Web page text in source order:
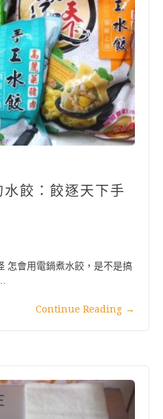
餃：餃逐天下手
怎會用電鍋煮水餃，是不是搞
Continue Reading →